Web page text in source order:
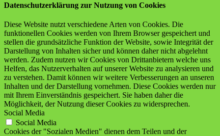
Datenschutzerklärung zur Nutzung von Cookies
Diese Website nutzt verschiedene Arten von Cookies. Die
funktionellen Cookies werden von Ihrem Browser gespeichert und
stellen die grundsätzliche Funktion der Website, sowie Integrität der
Darstellung von Inhalten sicher und können daher nicht abgelehnt
werden. Zudem nutzen wir Cookies von Drittanbietern welche uns
Helfen, das Nutzerverhalten auf unserer Website zu analysieren und
zu verstehen. Damit können wir weitere Verbesserungen an unseren
Inhalten und der Darstellung vornehmen. Diese Cookies werden nur
mit Ihrem Einverständnis gespeichert. Sie haben daher die
Möglichkeit, der Nutzung dieser Cookies zu widersprechen.
Social Media
Social Media
Cookies der "Sozialen Medien" dienen dem Teilen und der